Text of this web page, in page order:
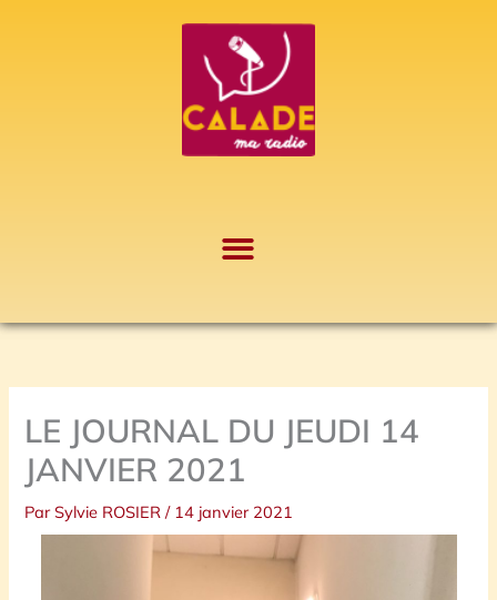
LE JOURNAL DU JEUDI 14
JANVIER 2021
ParSylvie ROSIER/ 14 janvier 2021